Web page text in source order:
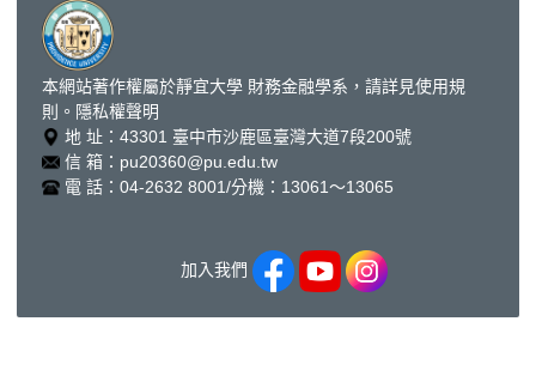
本網站著作權屬於靜宜大學 財務金融學系，請詳見使用規
則。 隱私權聲明
地 址：43301 臺中市沙鹿區臺灣大道7段200號
信 箱：pu20360@pu.edu.tw
電 話：04-2632 8001/分機：13061～13065
加入我們